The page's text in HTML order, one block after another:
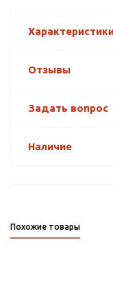
Отзывы
Задать вопрос
Наличие
Похожие товары